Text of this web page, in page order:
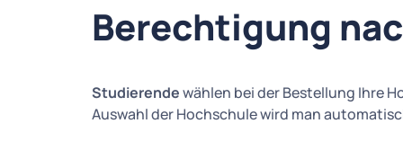
Berechtigung
Studierendewählen bei der Bestellung Ihre
Auswahl der Hochschule wird man